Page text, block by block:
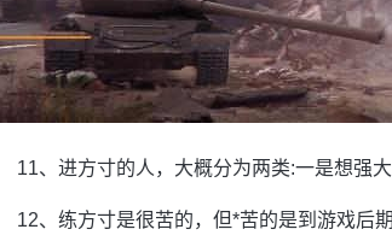
11、进方寸的人，大概分为两类:一是想强大
12、练方寸是很苦的，但*苦的是到游戏后